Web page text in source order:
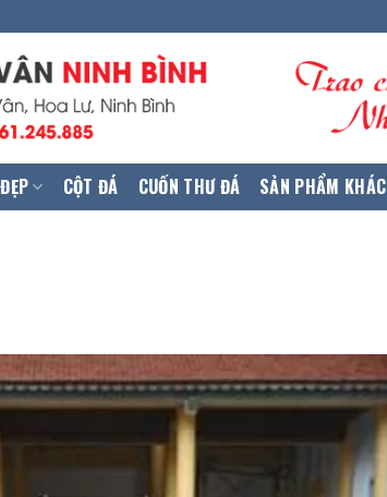
CỘT ĐÁ CUỐN THƯ ĐÁ SẢN PHẨM KHÁC